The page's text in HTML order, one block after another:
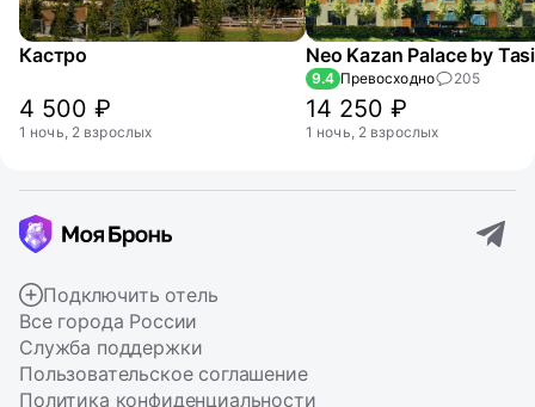
Кастро
4 500 ₽
1 ночь, 2 взрослых
9.4 Превосходно 205
14 250 ₽
1 ночь, 2 взрослых
Подключить отель
Все города России
Служба поддержки
Пользовательское соглашение
Политика конфиденциальности